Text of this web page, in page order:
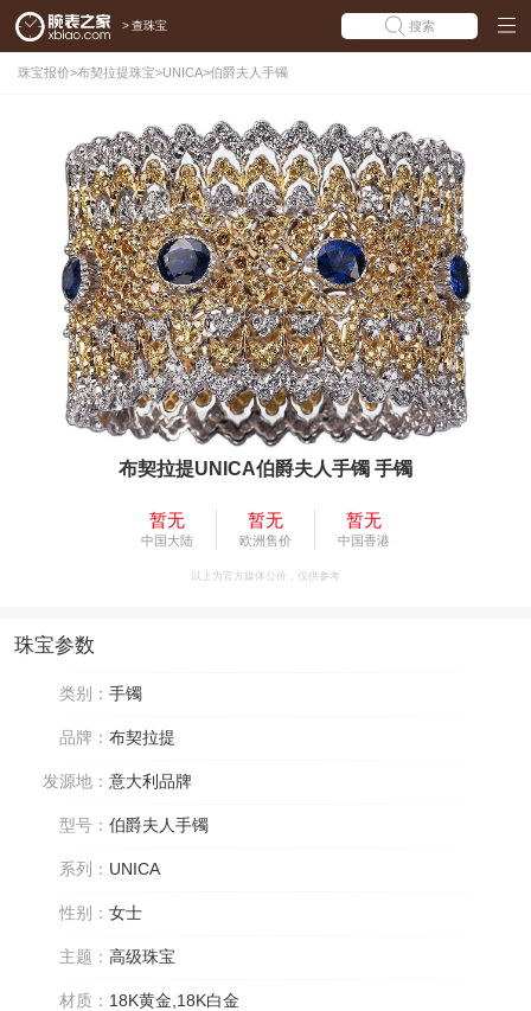
> 查珠宝 搜索
珠宝报价>布契拉提珠宝>UNICA>伯爵夫人手镯
布契拉提UNICA伯爵夫人手镯 手镯
暂无
中国大陆
暂无
欧洲售价
暂无
中国香港
以上为官方媒体公价，仅供参考
珠宝参数
类别： 手镯
品牌： 布契拉提
发源地： 意大利品牌
型号： 伯爵夫人手镯
系列： UNICA
性别： 女士
主题： 高级珠宝
材质： 18K黄金,18K白金